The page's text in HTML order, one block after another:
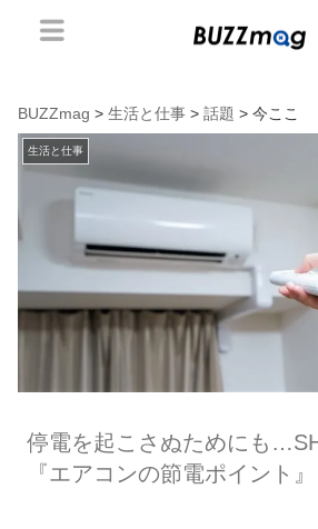
BUZZmag > 生活と仕事 > 話題 > 今ここ
生活と仕事
停電を起こさぬためにも
『エアコンの節電ポイント